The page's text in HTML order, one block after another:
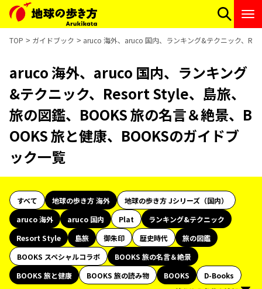
TOP ガイドブック aruco 海外、aruco 国内、ランキング&テクニック、
aruco 海外、aruco 国内、ランキング
&テクニック、Resort Style、島旅、
旅の図鑑、BOOKS 旅の名言＆絶景、B
OOKS 旅と健康、BOOKSのガイドブ
ック一覧
すべて 地球の歩き方 海外
地球の歩き方 Jシリーズ（国内）
aruco 海外
aruco 国内 Plat
ランキング&テクニック
Resort Style
島旅 御朱印 歴史時代
旅の図鑑
BOOKS スペシャルコラボ
BOOKS 旅の名言＆絶景
BOOKS 旅と健康
BOOKS 旅の読み物 BOOKS
D-Books